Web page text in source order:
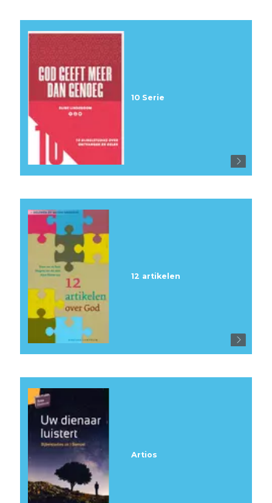
10 Serie
12 artikelen
Artios